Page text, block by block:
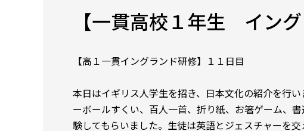
【一貫高校１年生 イン
【高１一貫イングランド研修】１１日目
本日はイギリス人学生を招き、日本文化の紹介を行
ーボールすくい、百人一首、折り紙、お箸ゲーム、
験してもらいました。生徒は英語とジェスチャーを